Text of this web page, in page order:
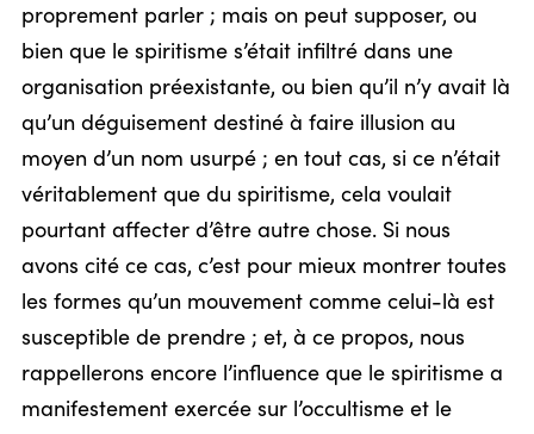
proprement parler ; mais on peut supposer, ou
bien que le spiritisme s’était infiltré dans une
organisation préexistante, ou bien qu’il n’y avait là
qu’un déguisement destiné à faire illusion au
moyen d’un nom usurpé ; en tout cas, si ce n’était
véritablement que du spiritisme, cela voulait
pourtant affecter d’être autre chose. Si nous
avons cité ce cas, c’est pour mieux montrer toutes
les formes qu’un mouvement comme celui-là est
susceptible de prendre ; et, à ce propos, nous
rappellerons encore l’influence que le spiritisme a
manifestement exercée sur l’occultisme et le